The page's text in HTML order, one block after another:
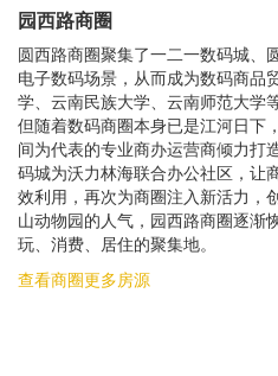
园西路商圈
圆西路商圈聚集了一二一数码城、
电子数码场景，从而成为数码商品
学、云南民族大学、云南师范大学
但随着数码商圈本身已是江河日下
间为代表的专业商办运营商倾力打
码城为沃力林海联合办公社区，让
效利用，再次为商圈注入新活力，
山动物园的人气，园西路商圈逐渐
玩、消费、居住的聚集地。
查看商圈更多房源